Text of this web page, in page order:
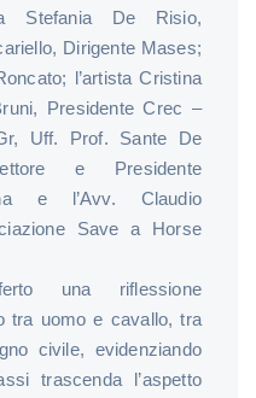
Stefania De Risio,
Dirigente Mases;
l’artista Cristina
Presidente Crec –
Uff. Prof. Sante De
e Presidente
e l’Avv. Claudio
Save a Horse
una riflessione
tra uomo e cavallo, tra
civile, evidenziando
trascenda l’aspetto